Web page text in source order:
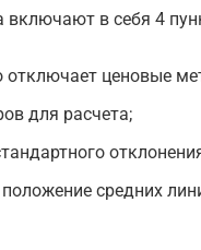
включают в себя 4
отключает ценовые
для расчета;
средних